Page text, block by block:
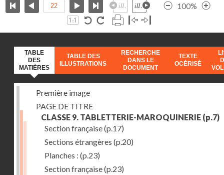
100%
TABLE
DES
MATIÈRES
TABLE DES
ILLUSTRATIONS
RECHERCHE
DANS LE
DOCUMENT
TEXTE
OCÉRISÉ
Première image
PAGE DE TITRE
CLASSE 9. TABLETTERIE-MAROQUINERIE (p.7)
Section française(p.17)
Sections étrangères (p.20)
Planches : (p.23)
Section française(p.23)